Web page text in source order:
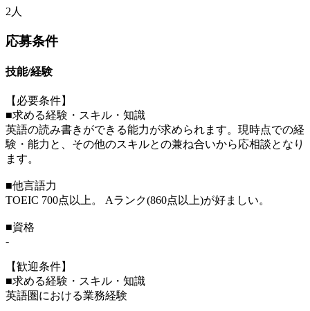
2人
応募条件
技能/経験
【必要条件】
■求める経験・スキル・知識
英語の読み書きができる能力が求められます。現時点での経
験・能力と、その他のスキルとの兼ね合いから応相談となり
ます。
■他言語力
TOEIC 700点以上。 Aランク(860点以上)が好ましい。
■資格
-
【歓迎条件】
■求める経験・スキル・知識
英語圏における業務経験